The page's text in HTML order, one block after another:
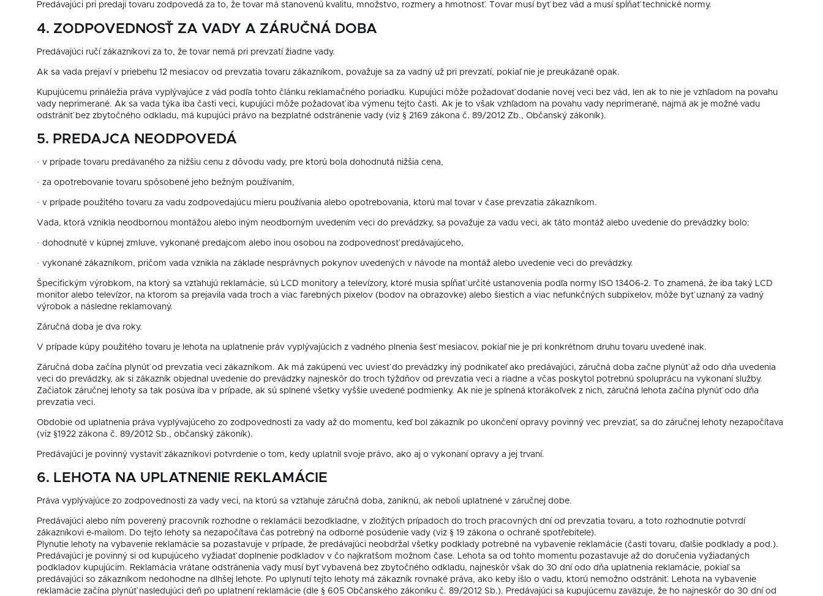
Predávajúci pri predaji tovaru zodpovedá za to, že tovar má stanovenú kvalitu, množstvo, rozmery a hmotnosť. Tovar musí byť bez vád a musí spĺňať technické normy.
4. ZODPOVEDNOSŤ ZA VADY A ZÁRUČNÁ DOBA
Predávajúci ručí zákazníkovi za to, že tovar nemá pri prevzatí žiadne vady.
Ak sa vada prejaví v priebehu 12 mesiacov od prevzatia tovaru zákazníkom, považuje sa za vadný už pri prevzatí, pokiaľ nie je preukázané opak.
Kupujúcemu prináležia práva vyplývajúce z vád podľa tohto článku reklamačného poriadku. Kupujúci môže požadovať dodanie novej veci bez vád, len ak to nie je vzhľadom na povahu
vady neprimerané. Ak sa vada týka iba časti veci, kupujúci môže požadovať iba výmenu tejto časti. Ak je to však vzhľadom na povahu vady neprimerané, najmä ak je možné vadu
odstrániť bez zbytočného odkladu, má kupujúci právo na bezplatné odstránenie vady (viz § 2169 zákona č. 89/2012 Zb., Občanský zákoník).
5. PREDAJCA NEODPOVEDÁ
· v prípade tovaru predávaného za nižšiu cenu z dôvodu vady, pre ktorú bola dohodnutá nižšia cena,
· za opotrebovanie tovaru spôsobené jeho bežným používaním,
· v prípade použitého tovaru za vadu zodpovedajúcu mieru používania alebo opotrebovania, ktorú mal tovar v čase prevzatia zákazníkom.
Vada, ktorá vznikla neodbornou montážou alebo iným neodborným uvedením veci do prevádzky, sa považuje za vadu veci, ak táto montáž alebo uvedenie do prevádzky bolo:
· dohodnuté v kúpnej zmluve, vykonané predajcom alebo inou osobou na zodpovednosť predávajúceho,
· vykonané zákazníkom, pričom vada vznikla na základe nesprávnych pokynov uvedených v návode na montáž alebo uvedenie veci do prevádzky.
Špecifickým výrobkom, na ktorý sa vzťahujú reklamácie, sú LCD monitory a televízory, ktoré musia spĺňať určité ustanovenia podľa normy ISO 13406-2. To znamená, že iba taký LCD
monitor alebo televízor, na ktorom sa prejavila vada troch a viac farebných pixelov (bodov na obrazovke) alebo šiestich a viac nefunkčných subpixelov, môže byť uznaný za vadný
výrobok a následne reklamovaný.
Záručná doba je dva roky.
V prípade kúpy použitého tovaru je lehota na uplatnenie práv vyplývajúcich z vadného plnenia šesť mesiacov, pokiaľ nie je pri konkrétnom druhu tovaru uvedené inak.
Záručná doba začína plynúť od prevzatia veci zákazníkom. Ak má zakúpenú vec uviesť do prevádzky iný podnikateľ ako predávajúci, záručná doba začne plynúť až odo dňa uvedenia
veci do prevádzky, ak si zákazník objednal uvedenie do prevádzky najneskôr do troch týždňov od prevzatia veci a riadne a včas poskytol potrebnú spoluprácu na vykonaní služby.
Začiatok záručnej lehoty sa tak posúva iba v prípade, ak sú splnené všetky vyššie uvedené podmienky. Ak nie je splnená ktorákoľvek z nich, záručná lehota začína plynúť odo dňa
prevzatia veci.
Obdobie od uplatnenia práva vyplývajúceho zo zodpovednosti za vady až do momentu, keď bol zákazník po ukončení opravy povinný vec prevziať, sa do záručnej lehoty nezapočítava
(viz §1922 zákona č. 89/2012 Sb., občanský zákoník).
Predávajúci je povinný vystaviť zákazníkovi potvrdenie o tom, kedy uplatnil svoje právo, ako aj o vykonaní opravy a jej trvaní.
6. LEHOTA NA UPLATNENIE REKLAMÁCIE
Práva vyplývajúce zo zodpovednosti za vady veci, na ktorú sa vzťahuje záručná doba, zaniknú, ak neboli uplatnené v záručnej dobe.
Predávajúci alebo ním poverený pracovník rozhodne o reklamácii bezodkladne, v zložitých prípadoch do troch pracovných dní od prevzatia tovaru, a toto rozhodnutie potvrdí
zákazníkovi e-mailom. Do tejto lehoty sa nezapočítava čas potrebný na odborné posúdenie vady (viz § 19 zákona o ochraně spotřebitele).
Plynutie lehoty na vybavenie reklamácie sa pozastavuje v prípade, že predávajúci neobdržal všetky podklady potrebné na vybavenie reklamácie (časti tovaru, ďalšie podklady a pod.).
Predávajúci je povinný si od kupujúceho vyžiadať doplnenie podkladov v čo najkratšom možnom čase. Lehota sa od tohto momentu pozastavuje až do doručenia vyžiadaných
podkladov kupujúcim. Reklamácia vrátane odstránenia vady musí byť vybavená bez zbytočného odkladu, najneskôr však do 30 dní odo dňa uplatnenia reklamácie, pokiaľ sa
predávajúci so zákazníkom nedohodne na dlhšej lehote. Po uplynutí tejto lehoty má zákazník rovnaké práva, ako keby išlo o vadu, ktorú nemožno odstrániť. Lehota na vybavenie
reklamácie začína plynúť nasledujúci deň po uplatnení reklamácie (dle § 605 Občanského zákoníku č. 89/2012 Sb.). Predávajúci sa kupujúcemu zaväzuje, že ho najneskôr do 30 dní od